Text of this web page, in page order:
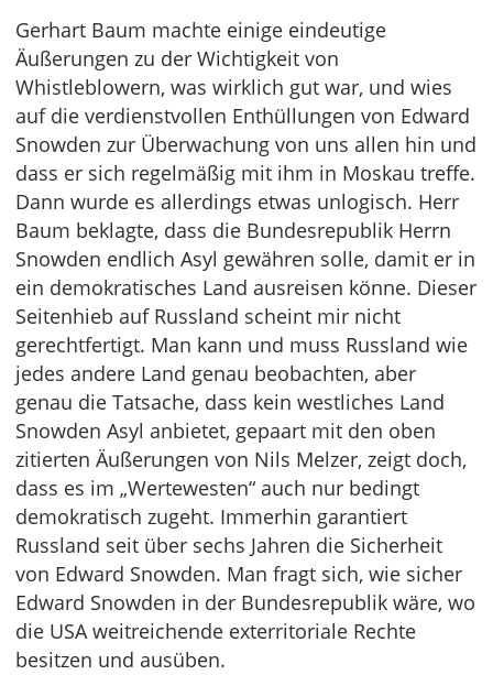
Gerhart Baum machte einige eindeutige
Äußerungen zu der Wichtigkeit von
Whistleblowern, was wirklich gut war, und wies
auf die verdienstvollen Enthüllungen von Edward
Snowden zur Überwachung von uns allen hin und
dass er sich regelmäßig mit ihm in Moskau treffe.
Dann wurde es allerdings etwas unlogisch. Herr
Baum beklagte, dass die Bundesrepublik Herrn
Snowden endlich Asyl gewähren solle, damit er in
ein demokratisches Land ausreisen könne. Dieser
Seitenhieb auf Russland scheint mir nicht
gerechtfertigt. Man kann und muss Russland wie
jedes andere Land genau beobachten, aber
genau die Tatsache, dass kein westliches Land
Snowden Asyl anbietet, gepaart mit den oben
zitierten Äußerungen von Nils Melzer, zeigt doch,
dass es im „Wertewesten“ auch nur bedingt
demokratisch zugeht. Immerhin garantiert
Russland seit über sechs Jahren die Sicherheit
von Edward Snowden. Man fragt sich, wie sicher
Edward Snowden in der Bundesrepublik wäre, wo
die USA weitreichende exterritoriale Rechte
besitzen und ausüben.